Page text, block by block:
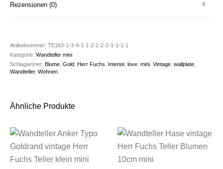
Rezensionen (0)
Artikelnummer:TE163-1-3-4-1-1-2-2-2-2-1-1-1-1
Kategorie:Wandteller mini
Schlagwörter:Blume ,Gold ,Herr Fuchs Interior,love ,mini ,Vintage ,wallplate
Wandteller,Wohnen
Ähnliche Produkte